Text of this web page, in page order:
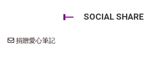
SOCIAL SHARE
捐贈愛心筆記